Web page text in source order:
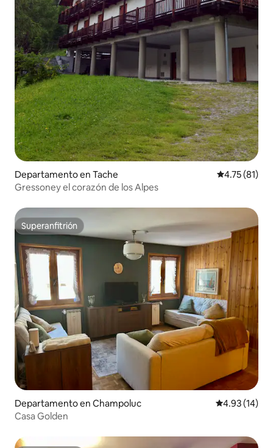
Departamento en Tache Calificación
4.75 (81)
Gressoney el corazón de los Alpes
Superanfitrión
Superanfitrión
Departamento en Champoluc Calificación
4.93 (14)
Casa Golden